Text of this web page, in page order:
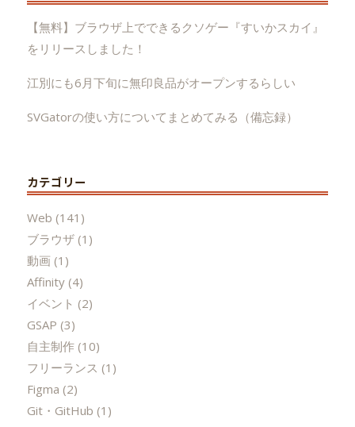
【無料】ブラウザ上でできるクソゲー『すいかスカイ』
をリリースしました！
江別にも6月下旬に無印良品がオープンするらしい
SVGatorの使い方についてまとめてみる（備忘録）
カテゴリー
Web (141)
ブラウザ(1)
動画 (1)
Affinity(4)
イベント (2)
GSAP (3)
自主制作(10)
フリーランス (1)
Figma (2)
Git・GitHub (1)